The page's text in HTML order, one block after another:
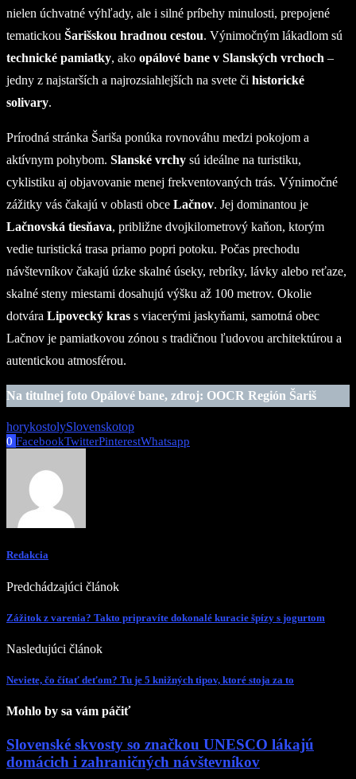
nielen úchvatné výhľady, ale i silné príbehy minulosti, prepojené
tematickou Šarišskou hradnou cestou. Výnimočným lákadlom sú
technické pamiatky, ako opálové bane v Slanských vrchoch –
jedny z najstarších a najrozsiahlejších na svete či historické
solivary.
Prírodná stránka Šariša ponúka rovnováhu medzi pokojom a
aktívnym pohybom. Slanské vrchy sú ideálne na turistiku,
cyklistiku aj objavovanie menej frekventovaných trás. Výnimočné
zážitky vás čakajú v oblasti obce Lačnov. Jej dominantou je
Lačnovská tiesňava, približne dvojkilometrový kaňon, ktorým
vedie turistická trasa priamo popri potoku. Počas prechodu
návštevníkov čakajú úzke skalné úseky, rebríky, lávky alebo reťaze,
skalné steny miestami dosahujú výšku až 100 metrov. Okolie
dotvára Lipovecký kras s viacerými jaskyňami, samotná obec
Lačnov je pamiatkovou zónou s tradičnou ľudovou architektúrou a
autentickou atmosférou.
Na titulnej foto Opálové bane, zdroj: OOCR Región Šariš
horykostolySlovenskotop
0 FacebookTwitterPinterestWhatsapp
Redakcia
Predchádzajúci článok
Zážitok z varenia? Takto pripravíte dokonalé kuracie špízy s jogurtom
Nasledujúci článok
Neviete, čo čítať deťom? Tu je 5 knižných tipov, ktoré stoja za to
Mohlo by sa vám páčiť
Slovenské skvosty so značkou UNESCO lákajú
domácich i zahraničných návštevníkov